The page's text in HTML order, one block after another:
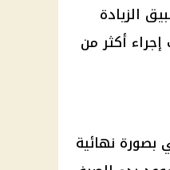
الزيادة
أكثر من
بصورة نهائية